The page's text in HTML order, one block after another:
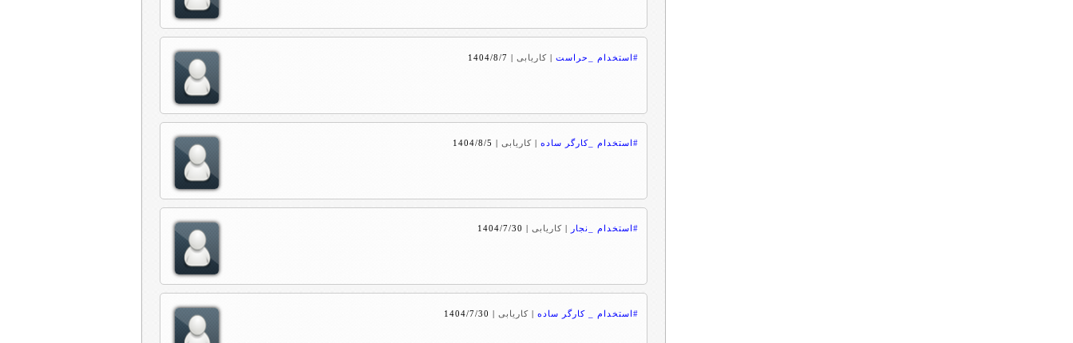
#استخدام _حراست | کاریابی|
1404/8/7
#استخدام _کارگر ساده | کاریابی|
1404/8/5
#استخدام _نجار | کاریابی|
1404/7/30
#استخدام _ کارگر ساده | کاریابی|
1404/7/30